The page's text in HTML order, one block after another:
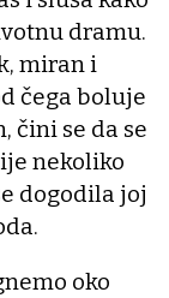
dramu.
miran i
čega boluje
čini se da se
nekoliko
dogodila joj
oko